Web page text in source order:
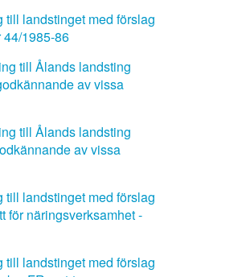
landstinget med förslag
1985-86
till Ålands landsting
av vissa
till Ålands landsting
av vissa
landstinget med förslag
för näringsverksamhet -
landstinget med förslag